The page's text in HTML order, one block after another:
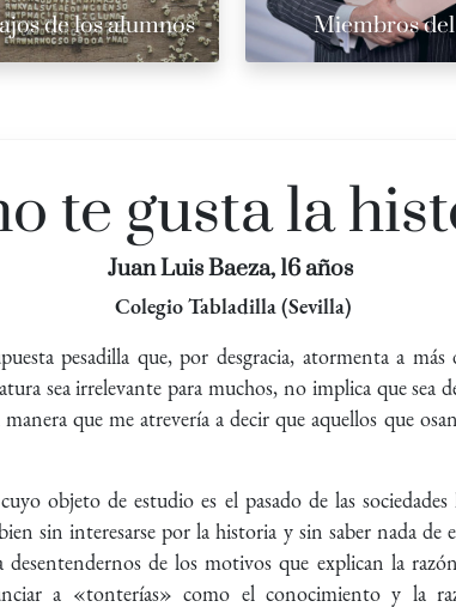
de los alumnos Miembros
te gusta la
Juan Luis Baeza, 16 años
Tabladilla (Sevilla)
pesadilla que, por desgracia, atormenta a
sea irrelevante para muchos, no implica que sea
que me atrevería a decir que aquellos que
objeto de estudio es el pasado de las
sin interesarse por la historia y sin saber nada de
desentendernos de los motivos que explican la
a «tonterías» como el conocimiento y la